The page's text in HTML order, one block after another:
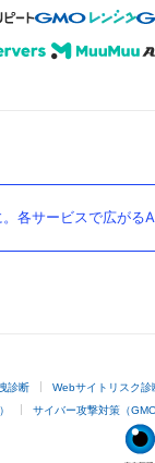
各サービスで広がる
診断 Webサイトリスク診
サイバー攻撃対策（